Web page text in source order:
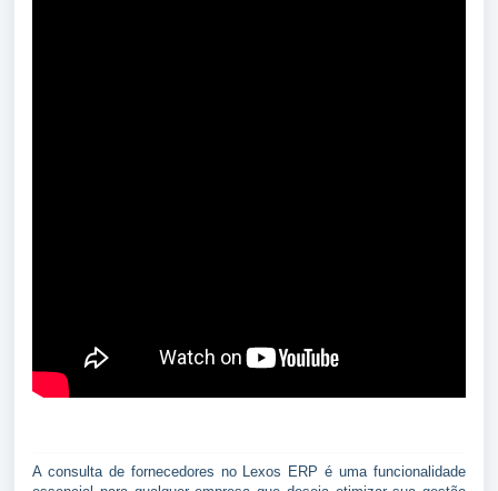
A consulta de fornecedores no Lexos ERP é uma funcionalidade